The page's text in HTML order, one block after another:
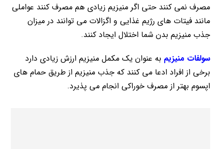
مصرف نمی کنند حتی اگر منیزیم زیادی هم مصرف کنند عواملی
مانند فیتات های رژیم غذایی و اگزالات می توانند در میزان
جذب منیزیم بدن شما اختلال ایجاد کنند.
سولفات منیزیم به عنوان یک مکمل منیزیم ارزش زیادی دارد
برخی از افراد ادعا می کنند که جذب منیزیم از طریق حمام های
اپسوم بهتر از مصرف خوراکی انجام می پذیرد.